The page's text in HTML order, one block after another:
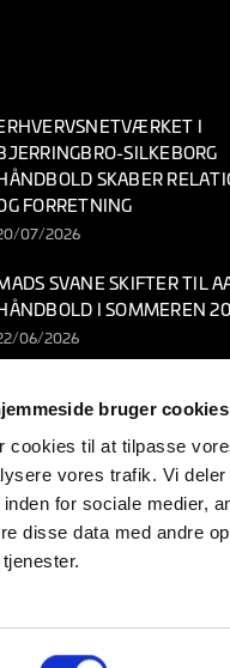
bruger cookies
cookies til at tilpasse
vores trafik. Vi
inden for sociale medier,
disse data med andre
I
SILKEBORG
SKABER
FORRETNING
07/2026
SVANE SKIFTER TIL
I SOMMEREN
06/2026
Billetter og sæsonkort
CSR og sociale samarbejder